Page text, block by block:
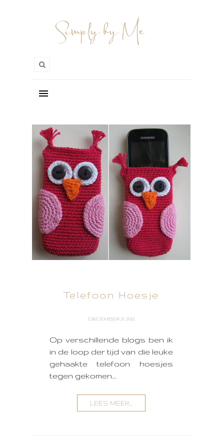
Telefoon Hoesje
DECEMBER 21, 2012
Op verschillende blogs ben ik
in de loop der tijd van die leuke
gehaakte telefoon hoesjes
tegen gekomen...
LEES MEER...